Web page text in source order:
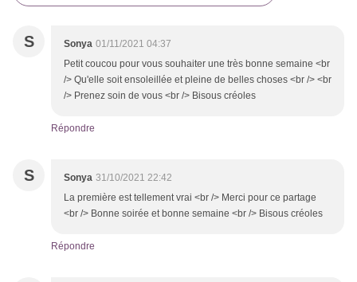
S Sonya 01/11/2021 04:37
Petit coucou pour vous souhaiter une très bonne semaine <br
/> Qu'elle soit ensoleillée et pleine de belles choses <br /> <br
/> Prenez soin de vous <br /> Bisous créoles
Répondre
S Sonya 31/10/2021 22:42
La première est tellement vrai <br /> Merci pour ce partage
<br /> Bonne soirée et bonne semaine <br /> Bisous créoles
Répondre